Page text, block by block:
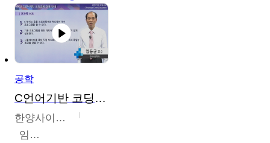
공학
C언어기반 코딩교육
한양사이버대학교
임동균